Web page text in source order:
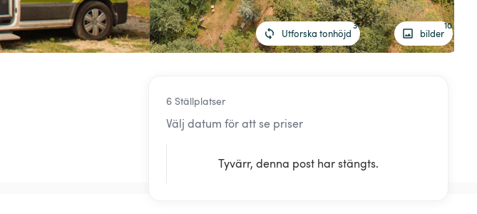
bilder
10
Utforska tonhöjd
3
6 Ställplatser
Välj datum för att se priser
Tyvärr, denna post har stängts.